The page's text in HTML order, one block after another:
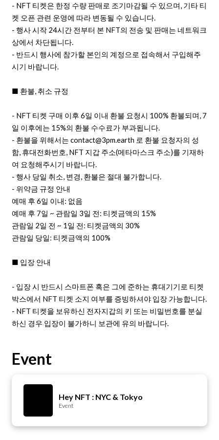
- NFT 티켓은 한정 수량 판매로 조기마감될 수 있으며, 기타 티
켓 오픈 관련 운영에 따라 변동될 수 있습니다.
- 행사 시작 24시간 전부터 본 NFT의 전송 및 판매는 네트워크
상에서 차단됩니다.
- 반드시 행사에 참가할 본인의 계정으로 접속해서 구입해주
시기 바랍니다.
■ 환불, 취소 규정
- NFT 티켓 구매 이후 6일 이내 환불 요청시 100% 환불되며, 7
일 이후에는 15%의 환불 수수료가 부과됩니다.
- 환불을 위해서는 contact@3pm.earth 로 환불 요청자의 성
함, 휴대전화번호, NFT 지갑 주소(메타마스크 주소)를 기재하
여 요청해주시기 바랍니다.
- 행사 당일 취소, 변경, 환불은 절대 불가합니다.
- 위약금 규정 안내
예매 후 6일 이내: 없음
예매 후 7일 ~ 관람일 3일 전: 티켓금액의 15%
관람일 2일 전 ~ 1일 전: 티켓금액의 30%
관람일 당일: 티켓금액의 100%
■ 입장 안내
- 입장 시 반드시 스마트폰 혹은 그에 준하는 휴대기기로 티켓
박스에서 NFT 티켓 소지 여부를 증빙하셔야 입장 가능합니다.
- NFT 티켓을 보유하신 전자지갑의 키 또는 비밀번호를 분실
Event
Hey NFT : NYC & Tokyo
Event